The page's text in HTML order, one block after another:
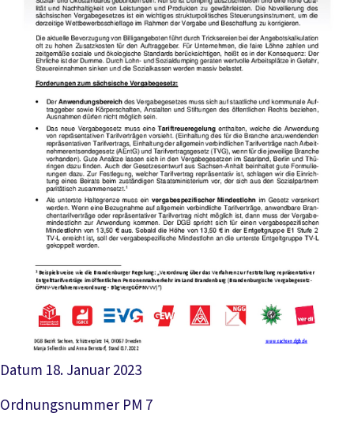
Datum 18. Januar 2023
Ordnungsnummer PM 7